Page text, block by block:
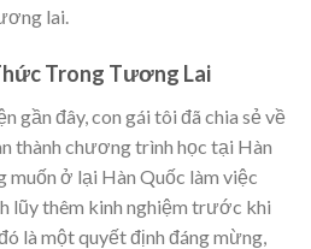
lai.
Trong Tương Lai
gần đây, con gái tôi đã chia sẻ về
thành chương trình học tại Hàn
muốn ở lại Hàn Quốc làm việc
lũy thêm kinh nghiệm trước khi
là một quyết định đáng mừng,